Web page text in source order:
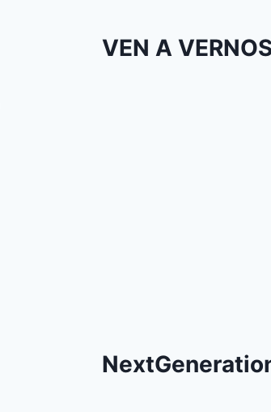
VEN A